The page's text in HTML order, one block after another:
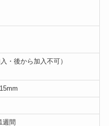
・後から加入不可）
週間